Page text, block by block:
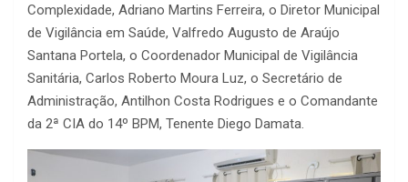
Complexidade, Adriano Martins Ferreira, o Diretor Municipal
de Vigilância em Saúde, Valfredo Augusto de Araújo
Santana Portela, o Coordenador Municipal de Vigilância
Sanitária, Carlos Roberto Moura Luz, o Secretário de
Administração, Antilhon Costa Rodrigues e o Comandante
da 2ª CIA do 14º BPM, Tenente Diego Damata.